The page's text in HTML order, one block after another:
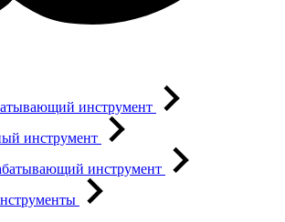
инструмент
инструмент
инструмент